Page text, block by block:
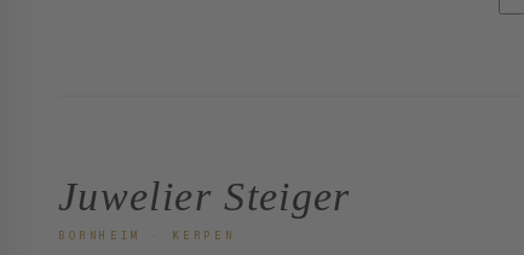
Juwelier Steiger
BORNHEIM · KERPEN